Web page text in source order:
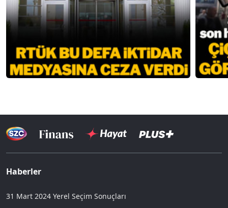
Haberler
31 Mart 2024 Yerel Seçim Sonuçları